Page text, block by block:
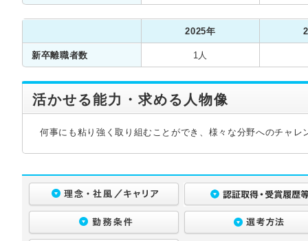
2025年
新卒離職者数 1人
活かせる能力・求める人物像
何事にも粘り強く取り組むことができ、様々な分野へのチャレ